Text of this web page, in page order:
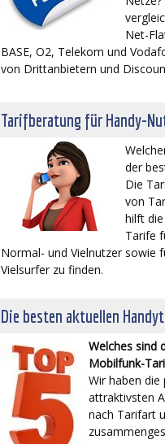
Net-
BASE, O2, Telekom und
von Drittanbietern und
Tarifberatung für Handy-
der
Die
von
hilft
Tarife
Normal- und Vielnutzer sowie
Vielsurfer zu finden.
Die besten aktuellen
Welches sind
Mobilfunk-
Wir haben die
attraktivsten
nach Tarifart